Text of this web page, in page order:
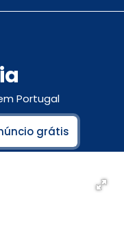
Portugal
grátis